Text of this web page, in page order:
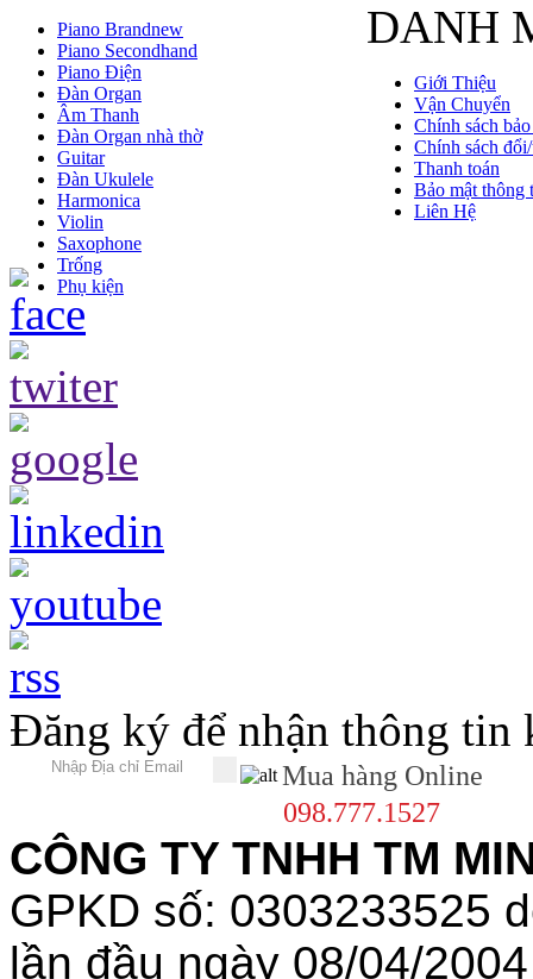
DANH
Piano Brandnew
Piano Secondhand
Piano Điện
Đàn Organ
Âm Thanh
Đàn Organ nhà thờ
Guitar
Đàn Ukulele
Harmonica
Violin
Saxophone
Trống
Phụ kiện
Giới Thiệu
Vận Chuyển
Chính sách
Chính sách
Thanh toán
Bảo mật thông
Liên Hệ
Đăng ký để nhận thông tin
Mua hàng Online
098.777.1527
CÔNG TY TNHH TM
GPKD số: 0303233525
lần đầu ngày 08/04/2004